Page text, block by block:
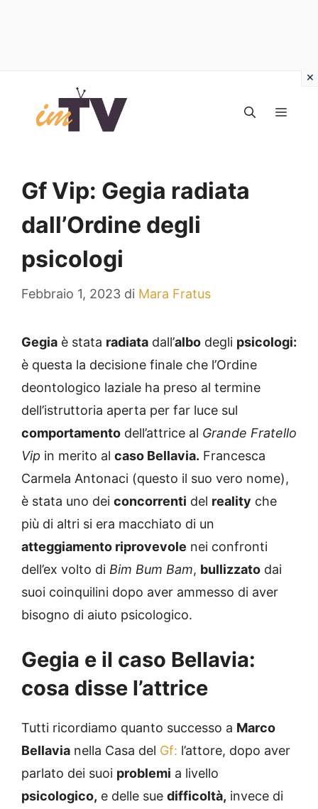
contenuto
Gf Vip: Gegia radiata
dall’Ordine degli
psicologi
Febbraio 1, 2023 di Mara Fratus
Gegia è stata radiata dall’albo degli psicologi:
è questa la decisione finale che l’Ordine
deontologico laziale ha preso al termine
dell’istruttoria aperta per far luce sul
comportamento dell’attrice al Grande Fratello
Vip in merito al caso Bellavia. Francesca
Carmela Antonaci (questo il suo vero nome),
è stata uno dei concorrenti del reality che
più di altri si era macchiato di un
atteggiamento riprovevole nei confronti
dell’ex volto di Bim Bum Bam, bullizzato dai
suoi coinquilini dopo aver ammesso di aver
bisogno di aiuto psicologico.
Gegia e il caso Bellavia:
cosa disse l’attrice
Tutti ricordiamo quanto successo a Marco
Bellavia nella Casa del Gf: l’attore, dopo aver
parlato dei suoi problemi a livello
psicologico, e delle sue difficoltà, invece di